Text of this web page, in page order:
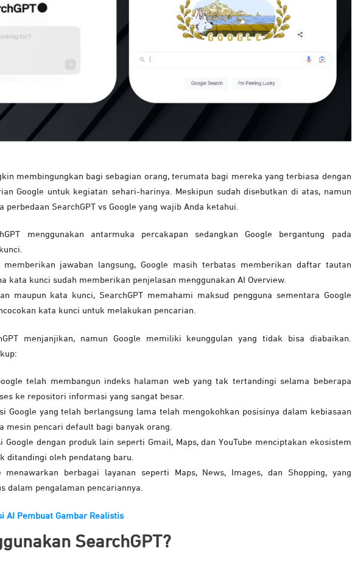
membingungkan bagi sebagian orang, terumata bagi mereka yang terbiasa dengan
Google untuk kegiatan sehari-harinya. Meskipun sudah disebutkan di atas, namun
SearchGPT vs Google yang wajib Anda ketahui.
menggunakan antarmuka percakapan sedangkan Google bergantung pada
memberikan jawaban langsung, Google masih terbatas memberikan daftar tautan
kata kunci sudah memberikan penjelasan menggunakan AI Overview.
maupun kata kunci, SearchGPT memahami maksud pengguna sementara Google
kata kunci untuk melakukan pencarian.
menjanjikan, namun Google memiliki keunggulan yang tidak bisa diabaikan.
telah membangun indeks halaman web yang tak tertandingi selama beberapa
ke repositori informasi yang sangat besar.
Google yang telah berlangsung lama telah mengokohkan posisinya dalam kebiasaan
mesin pencari default bagi banyak orang.
Google dengan produk lain seperti Gmail, Maps, dan YouTube menciptakan ekosistem
ditandingi oleh pendatang baru.
menawarkan berbagai layanan seperti Maps, News, Images, dan Shopping, yang
dalam pengalaman pencariannya.
AI Pembuat Gambar Realistis
SearchGPT?